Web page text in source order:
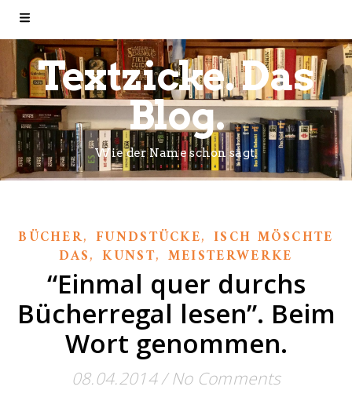
Textzicke. Das
Blog.
Wie der Name schon sagt.
BÜCHER,FUNDSTÜCKE,ISCH MÖSCHTE
DAS,KUNST, MEISTERWERKE
“Einmal quer durchs
Bücherregal lesen”. Beim
Wort genommen.
08.04.2014/ No Comments